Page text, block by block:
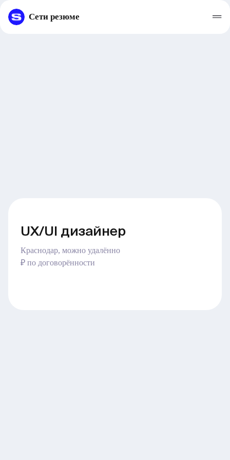
Сети резюме
UX/UI дизайнер
Краснодар, можно удалённо
₽ по договорённости